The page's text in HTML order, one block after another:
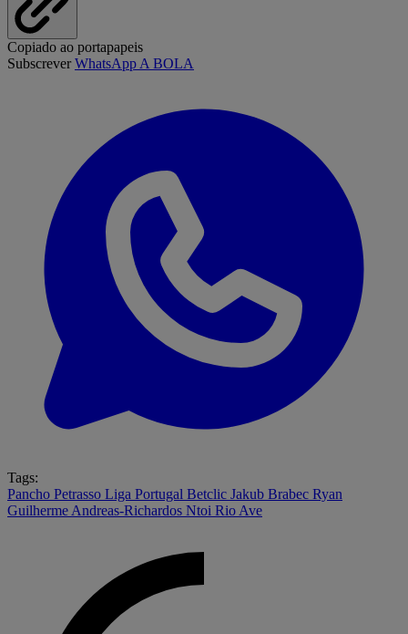
Copiado ao portapapeis
SubscreverWhatsApp A BOLA
Tags:
Pancho Petrasso Liga Portugal Betclic Jakub Brabec Ryan
Guilherme Andreas-Richardos Ntoi Rio Ave